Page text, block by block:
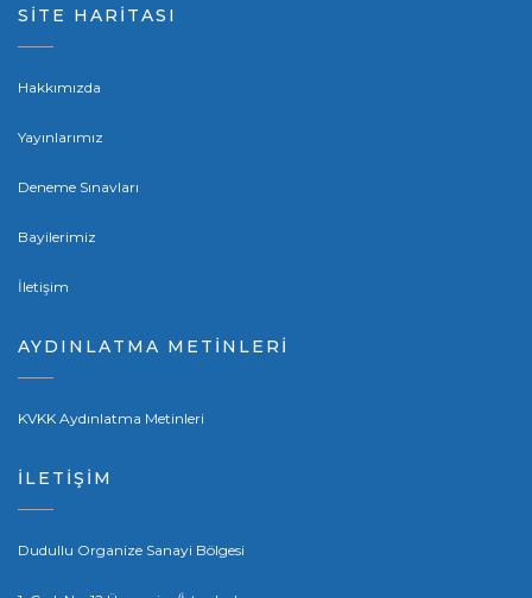
SİTE HARİTASI
Hakkımızda
Yayınlarımız
Deneme Sınavları
Bayilerimiz
İletişim
AYDINLATMA METİNLERİ
KVKK Aydınlatma Metinleri
İLETİŞİM
Dudullu Organize Sanayi Bölgesi